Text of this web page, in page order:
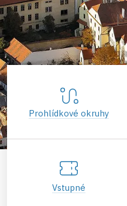
Prohlídkové okruhy
Vstupné